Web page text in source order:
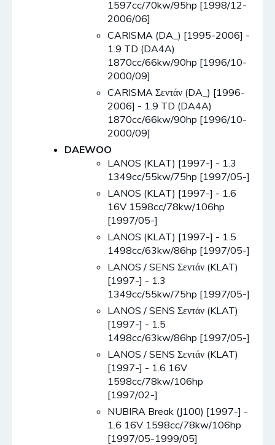
1597cc/70kw/95hp [1998/12-
2006/06]
CARISMA (DA_) [1995-2006] -
1.9 TD (DA4A)
1870cc/66kw/90hp [1996/10-
2000/09]
CARISMA Σεντάν (DA_) [1996-
2006] - 1.9 TD (DA4A)
1870cc/66kw/90hp [1996/10-
2000/09]
DAEWOO
LANOS (KLAT) [1997-] - 1.3
1349cc/55kw/75hp [1997/05-]
LANOS (KLAT) [1997-] - 1.6
16V 1598cc/78kw/106hp
[1997/05-]
LANOS (KLAT) [1997-] - 1.5
1498cc/63kw/86hp [1997/05-]
LANOS / SENS Σεντάν (KLAT)
[1997-] - 1.3
1349cc/55kw/75hp [1997/05-]
LANOS / SENS Σεντάν (KLAT)
[1997-] - 1.5
1498cc/63kw/86hp [1997/05-]
LANOS / SENS Σεντάν (KLAT)
[1997-] - 1.6 16V
1598cc/78kw/106hp
[1997/02-]
NUBIRA Break (J100) [1997-] -
1.6 16V 1598cc/78kw/106hp
[1997/05-1999/05]